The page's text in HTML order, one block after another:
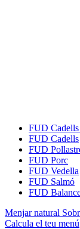
FUD
FUD Cadells
FUD
FUD Porc
FUD Vedella
FUD Salmó
FUD
Menjar natural
Calcula el teu menú